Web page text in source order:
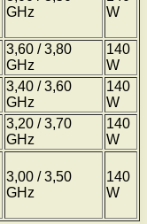
GHz
W
3,60 / 3,80
GHz
140
W
3,40 / 3,60
GHz
140
W
3,20 / 3,70
GHz
140
W
3,00 / 3,50
GHz
140
W